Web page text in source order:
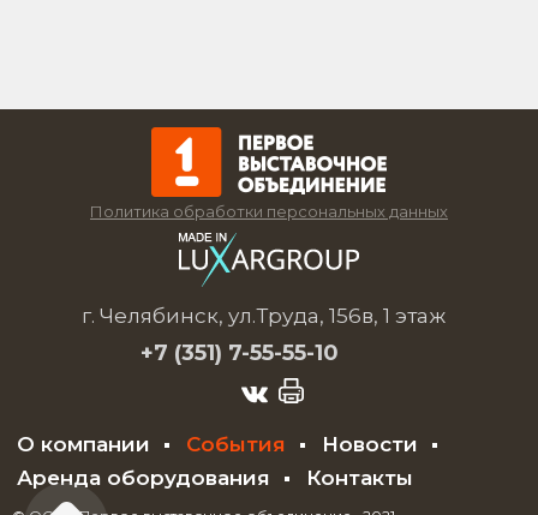
Политика обработки персональных данных
г. Челябинск, ул.Труда, 156в, 1 этаж
+7 (351) 7-55-55-10
О компании События
Новости
Аренда оборудования
Контакты